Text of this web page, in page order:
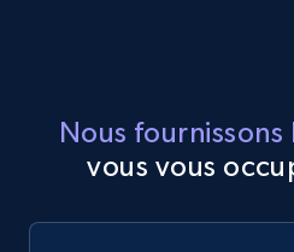
Nous fournissons
vous vous